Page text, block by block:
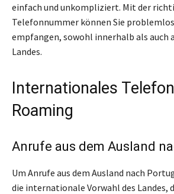
einfach und unkompliziert. Mit der
Telefonnummer können Sie
empfangen, sowohl innerhalb als auch
Landes.
Internationales
Roaming
Anrufe aus dem Ausland
Um Anrufe aus dem Ausland nach
die internationale Vorwahl des Landes,